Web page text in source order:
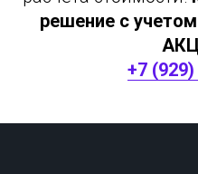
решение с
+7